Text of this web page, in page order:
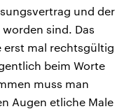
und der
sind. Das
erst mal rechtsgültig
beim Worte
muss man
Augen etliche Male